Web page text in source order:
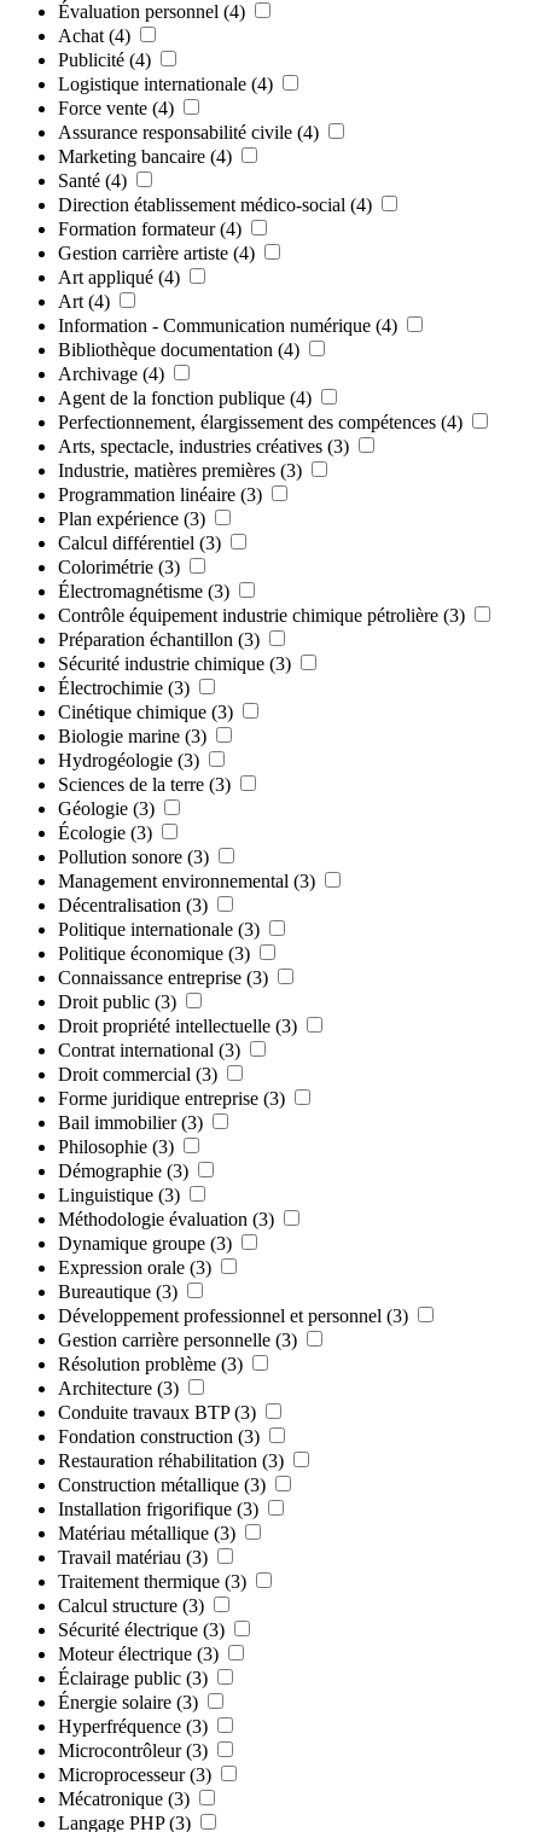
Évaluation personnel (4)
Achat (4)
Publicité (4)
Logistique internationale (4)
Force vente (4)
Assurance responsabilité civile (4)
Marketing bancaire (4)
Santé (4)
Direction établissement médico-social (4)
Formation formateur (4)
Gestion carrière artiste (4)
Art appliqué (4)
Art (4)
Information - Communication numérique (4)
Bibliothèque documentation (4)
Archivage (4)
Agent de la fonction publique (4)
Perfectionnement, élargissement des compétences (4)
Arts, spectacle, industries créatives (3)
Industrie, matières premières (3)
Programmation linéaire (3)
Plan expérience (3)
Calcul différentiel (3)
Colorimétrie (3)
Électromagnétisme (3)
Contrôle équipement industrie chimique pétrolière (3)
Préparation échantillon (3)
Sécurité industrie chimique (3)
Électrochimie (3)
Cinétique chimique (3)
Biologie marine (3)
Hydrogéologie (3)
Sciences de la terre (3)
Géologie (3)
Écologie (3)
Pollution sonore (3)
Management environnemental (3)
Décentralisation (3)
Politique internationale (3)
Politique économique (3)
Connaissance entreprise (3)
Droit public (3)
Droit propriété intellectuelle (3)
Contrat international (3)
Droit commercial (3)
Forme juridique entreprise (3)
Bail immobilier (3)
Philosophie (3)
Démographie (3)
Linguistique (3)
Méthodologie évaluation (3)
Dynamique groupe (3)
Expression orale (3)
Bureautique (3)
Développement professionnel et personnel (3)
Gestion carrière personnelle (3)
Résolution problème (3)
Architecture (3)
Conduite travaux BTP (3)
Fondation construction (3)
Restauration réhabilitation (3)
Construction métallique (3)
Installation frigorifique (3)
Matériau métallique (3)
Travail matériau (3)
Traitement thermique (3)
Calcul structure (3)
Sécurité électrique (3)
Moteur électrique (3)
Éclairage public (3)
Énergie solaire (3)
Hyperfréquence (3)
Microcontrôleur (3)
Microprocesseur (3)
Mécatronique (3)
Langage PHP (3)